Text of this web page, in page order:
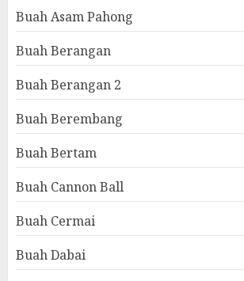
Buah Asam Pahong
Buah Berangan
Buah Berangan 2
Buah Berembang
Buah Bertam
Buah Cannon Ball
Buah Cermai
Buah Dabai